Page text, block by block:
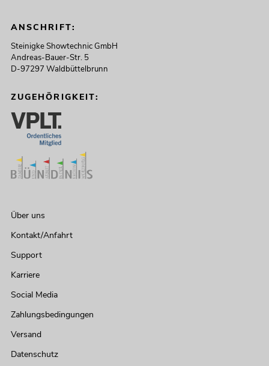
ANSCHRIFT:
Steinigke Showtechnic GmbH
Andreas-Bauer-Str. 5
D-97297 Waldbüttelbrunn
ZUGEHÖRIGKEIT:
Über uns
Kontakt/Anfahrt
Support
Karriere
Social Media
Zahlungsbedingungen
Versand
Datenschutz